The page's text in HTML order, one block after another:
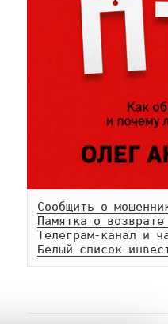
Сообщить о
Памятка о
Телеграм-канал и
Белый список